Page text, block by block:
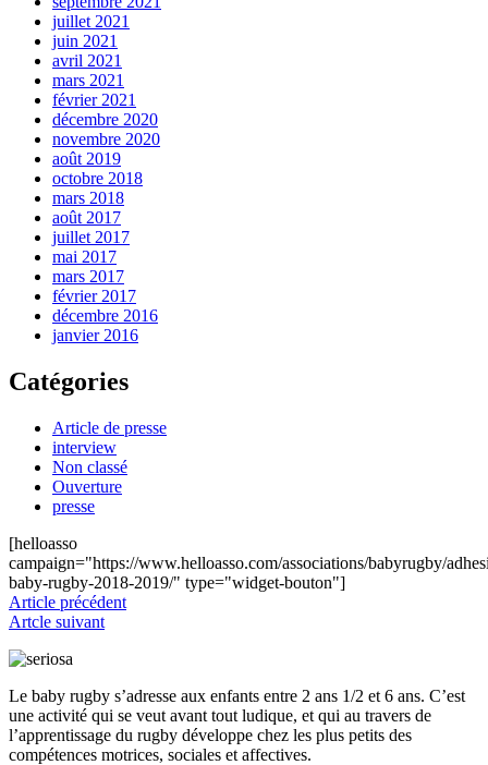
juillet 2021
juin 2021
avril 2021
mars 2021
février 2021
décembre 2020
novembre 2020
août 2019
octobre 2018
mars 2018
août 2017
juillet 2017
mai 2017
mars 2017
février 2017
décembre 2016
janvier 2016
Catégories
Article de presse
interview
Non classé
Ouverture
presse
[helloasso
campaign="https://www.helloasso.com/associations/babyrugby/
baby-rugby-2018-2019/" type="widget-bouton"]
Article précédent
Artcle suivant
Le baby rugby s’adresse aux enfants entre 2 ans 1/2 et 6 ans. C’est
une activité qui se veut avant tout ludique, et qui au travers de
l’apprentissage du rugby développe chez les plus petits des
compétences motrices, sociales et affectives.